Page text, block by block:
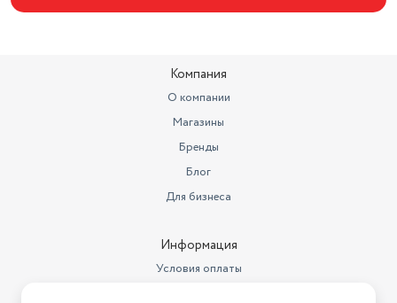
Компания
О компании
Магазины
Бренды
Блог
Для бизнеса
Информация
Условия оплаты